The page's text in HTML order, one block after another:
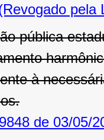
pela
pública
à
de 03/05/